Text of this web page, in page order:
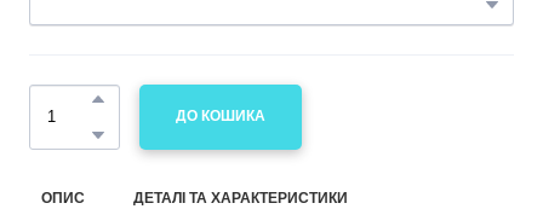
ДО КОШИКА
ОПИС ДЕТАЛІ ТА ХАРАКТЕРИСТИКИ